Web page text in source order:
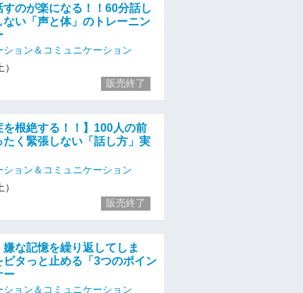
のが楽になる！！60分話し
い「声と体」のトレーニン
ョン＆コミュニケーション
販売終了
根絶する！！】100人の前
く緊張しない「話し方」実
ョン＆コミュニケーション
販売終了
嫌な記憶を繰り返してしま
タっと止める「3つのポイン
ー
ョン＆コミュニケーション